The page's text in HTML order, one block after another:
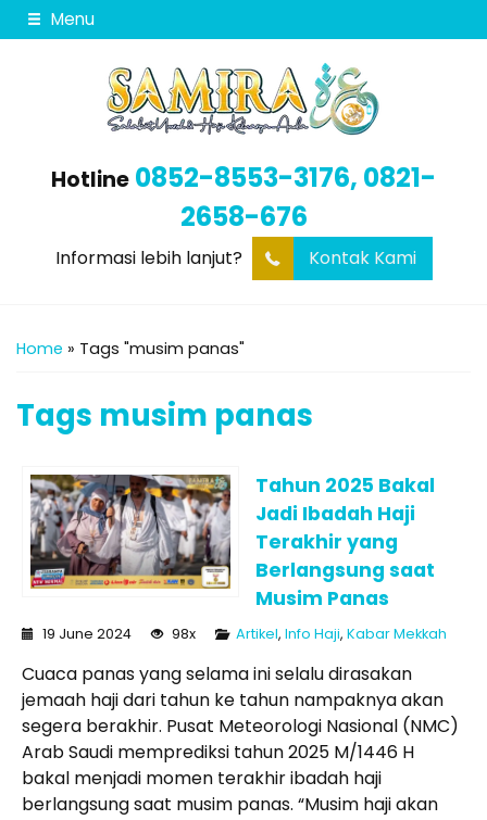
Menu
Hotline 0852-8553-3176, 0821-
2658-676
Informasi lebih lanjut? Kontak Kami
Home » Tags "musim panas"
Tags musim panas
Tahun 2025 Bakal
Jadi Ibadah Haji
Terakhir yang
Berlangsung saat
Musim Panas
19 June 2024 98x Artikel, Info Haji, Kabar Mekkah
Cuaca panas yang selama ini selalu dirasakan
jemaah haji dari tahun ke tahun nampaknya akan
segera berakhir. Pusat Meteorologi Nasional (NMC)
Arab Saudi memprediksi tahun 2025 M/1446 H
bakal menjadi momen terakhir ibadah haji
berlangsung saat musim panas. “Musim haji akan